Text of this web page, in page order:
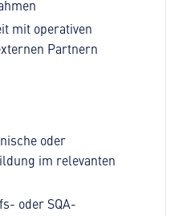
mit operativen
Partnern
oder
im relevanten
oder SQA-